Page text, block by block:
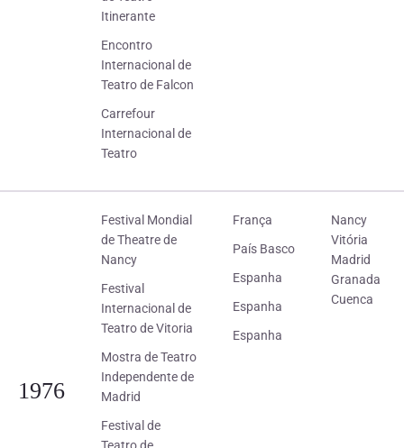
Itinerante
Encontro
Internacional de
Teatro de Falcon
Carrefour
Internacional de
Teatro
1976
Festival Mondial
de Theatre de
Nancy
Festival
Internacional de
Teatro de Vitoria
Mostra de Teatro
Independente de
Madrid
Festival de
Teatro de
França
País Basco
Espanha
Espanha
Espanha
Nancy
Vitória
Madrid
Granada
Cuenca